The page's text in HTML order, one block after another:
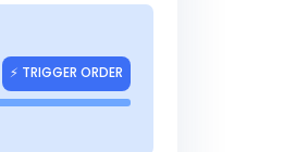
⚡ TRIGGER ORDER